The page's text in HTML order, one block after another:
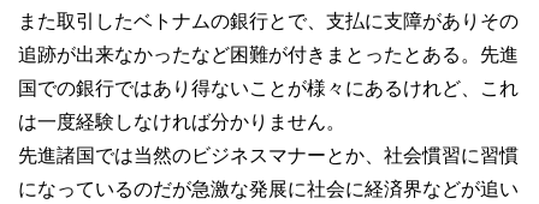
また取引したベトナムの銀行とで、支払に支障がありその
追跡が出来なかったなど困難が付きまとったとある。先進
国での銀行ではあり得ないことが様々にあるけれど、これ
は一度経験しなければ分かりません。
先進諸国では当然のビジネスマナーとか、社会慣習に習慣
になっているのだが急激な発展に社会に経済界などが追い